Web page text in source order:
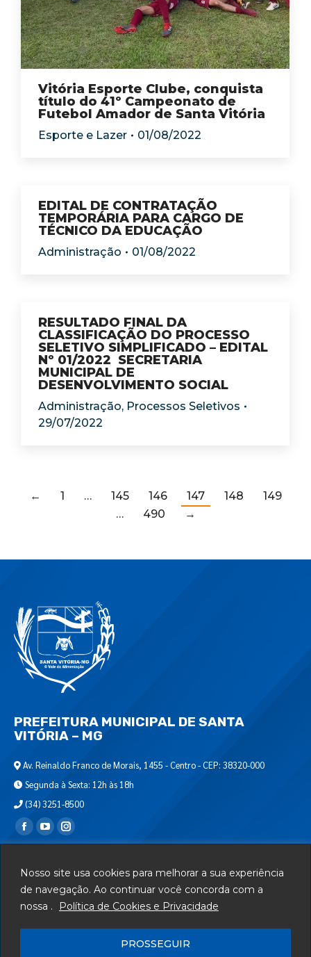
Nosso site usa cookies para melhorar a sua experiência
de navegação. Ao continuar você concorda com a
nossa .
Política de Cookies e Privacidade
PROSSEGUIR
Vitória Esporte Clube, conquista
título do 41º Campeonato de
Futebol Amador de Santa Vitória
Esporte e Lazer 01/08/2022
EDITAL DE CONTRATAÇÃO
TEMPORÁRIA PARA CARGO DE
TÉCNICO DA EDUCAÇÃO
Administração 01/08/2022
RESULTADO FINAL DA
CLASSIFICAÇÃO DO PROCESSO
SELETIVO SIMPLIFICADO – EDITAL
Nº 01/2022 SECRETARIA
MUNICIPAL DE
DESENVOLVIMENTO SOCIAL
Administração, Processos Seletivos
29/07/2022
← 1 … 145 146 147 148
149
…
490 →
PREFEITURA MUNICIPAL DE SANTA
VITÓRIA – MG
Av. Reinaldo Franco de Morais, 1455 - Centro - CEP: 38320-000
Segunda à Sexta: 12h às 18h
(34) 3251-8500
Encontre-nos em:
Departamento de T.I.
Serviços